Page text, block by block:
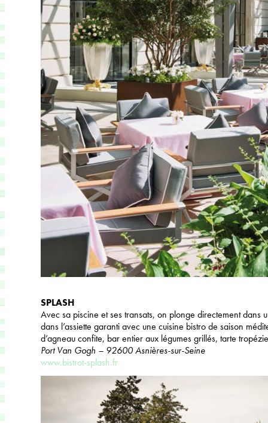
SPLASH
Avec sa piscine et ses transats, on plonge directement dans
dans l’assiette garanti avec une cuisine bistro de saison
d’agneau confite, bar entier aux légumes grillés, tarte
Port Van Gogh – 92600 Asnières-sur-Seine
www.bistrot-splash.fr